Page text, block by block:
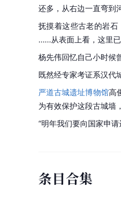
还多，从右边一直弯到
抚摸着这些古老的岩石
……从表面上看，这里
杨先伟回忆自己小时候
既然经专家考证系汉代
严道古城遗址博物馆高
为有效保护这段古城墙
“明年我们要向国家申
条目合集